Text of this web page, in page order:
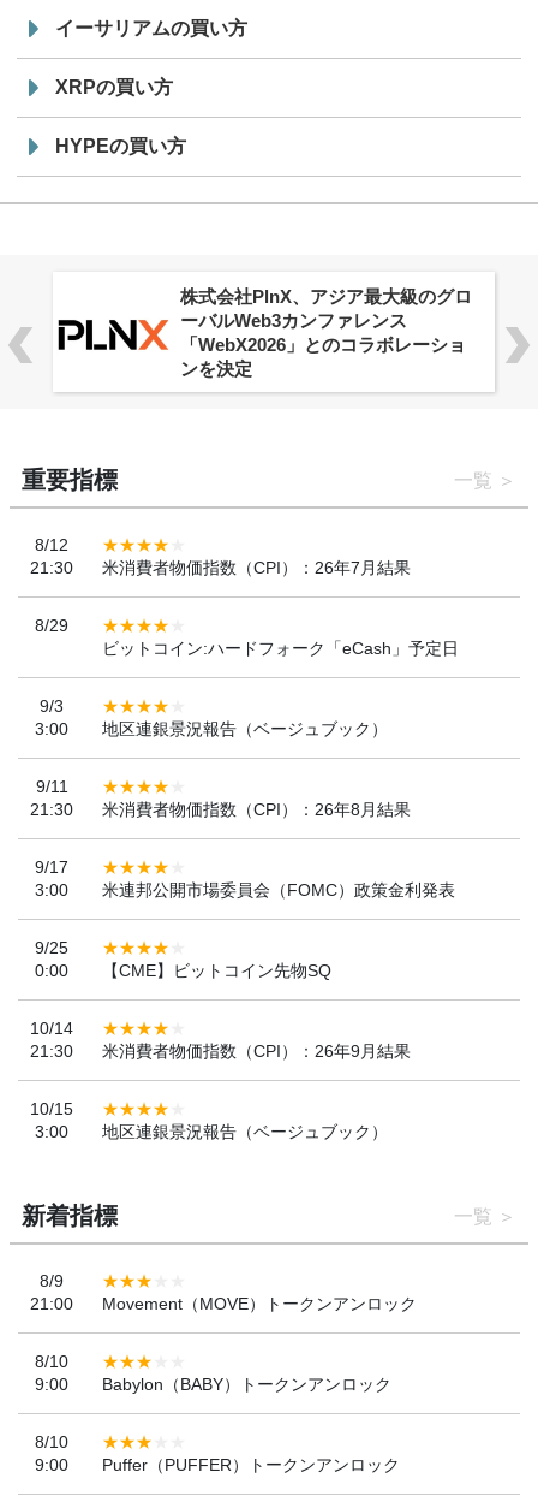
イーサリアムの買い方
XRPの買い方
HYPEの買い方
株式会社PlnX、アジア最大級のグロ
ーバルWeb3カンファレンス
「WebX2026」とのコラボレーショ
ンを決定
重要指標 一覧
8/12
21:30
米消費者物価指数（CPI）：26年7月結果
8/29
ビットコイン:ハードフォーク「eCash」予定日
9/3
3:00
地区連銀景況報告（ベージュブック）
9/11
21:30
米消費者物価指数（CPI）：26年8月結果
9/17
3:00
米連邦公開市場委員会（FOMC）政策金利発表
9/25
0:00
【CME】ビットコイン先物SQ
10/14
21:30
米消費者物価指数（CPI）：26年9月結果
10/15
3:00
地区連銀景況報告（ベージュブック）
新着指標 一覧
8/9
21:00
Movement（MOVE）トークンアンロック
8/10
9:00
Babylon（BABY）トークンアンロック
8/10
9:00
Puffer（PUFFER）トークンアンロック